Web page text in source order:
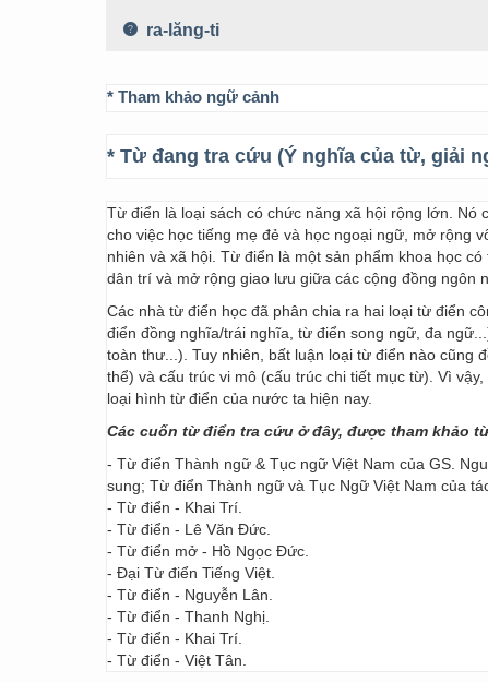
ra-lăng-ti
* Tham khảo ngữ cảnh
* Từ đang tra cứu (Ý nghĩa của từ, giải
Từ điển là loại sách có chức năng xã hội rộng lớn.
cho việc học tiếng mẹ đẻ và học ngoại ngữ, mở rộng
nhiên và xã hội. Từ điển là một sản phẩm khoa học
dân trí và mở rộng giao lưu giữa các cộng đồng ngôn
Các nhà từ điển học đã phân chia ra hai loại từ điển
điển đồng nghĩa/trái nghĩa, từ điển song ngữ, đa
toàn thư...). Tuy nhiên, bất luận loại từ điển nào cũng
thể) và cấu trúc vi mô (cấu trúc chi tiết mục từ). Vì
loại hình từ điển của nước ta hiện nay.
Các cuốn từ điển tra cứu ở đây, được tham khảo
- Từ điển Thành ngữ & Tục ngữ Việt Nam của GS.
sung; Từ điển Thành ngữ và Tục Ngữ Việt Nam của
- Từ điển - Khai Trí.
- Từ điển - Lê Văn Đức.
- Từ điển mở - Hồ Ngọc Đức.
- Đại Từ điển Tiếng Việt.
- Từ điển - Nguyễn Lân.
- Từ điển - Thanh Nghị.
- Từ điển - Khai Trí.
- Từ điển - Việt Tân.